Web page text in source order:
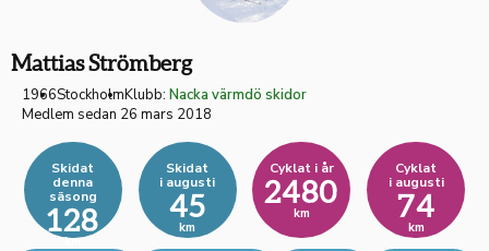
Mattias Strömberg
1966StockholmKlubb: Nacka värmdö skidor
Medlem sedan 26 mars 2018
Skidat
denna
säsong
128
km
Skidat
i augusti
45
km
Cyklat i år
2480
km
Cyklat
i augusti
74
km